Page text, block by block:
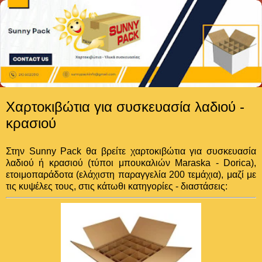
Χαρτοκιβώτια για συσκευασία λαδιού -
κρασιού
Στην Sunny Pack θα βρείτε χαρτοκιβώτια για συσκευασία
λαδιού ή κρασιού (τύποι μπουκαλιών Maraska - Dorica),
ετοιμοπαράδοτα (ελάχιστη παραγγελία 200 τεμάχια), μαζί με
τις κυψέλες τους, στις κάτωθι κατηγορίες - διαστάσεις: